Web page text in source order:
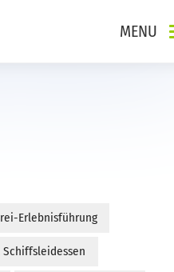
MENU
Erlebnisführung